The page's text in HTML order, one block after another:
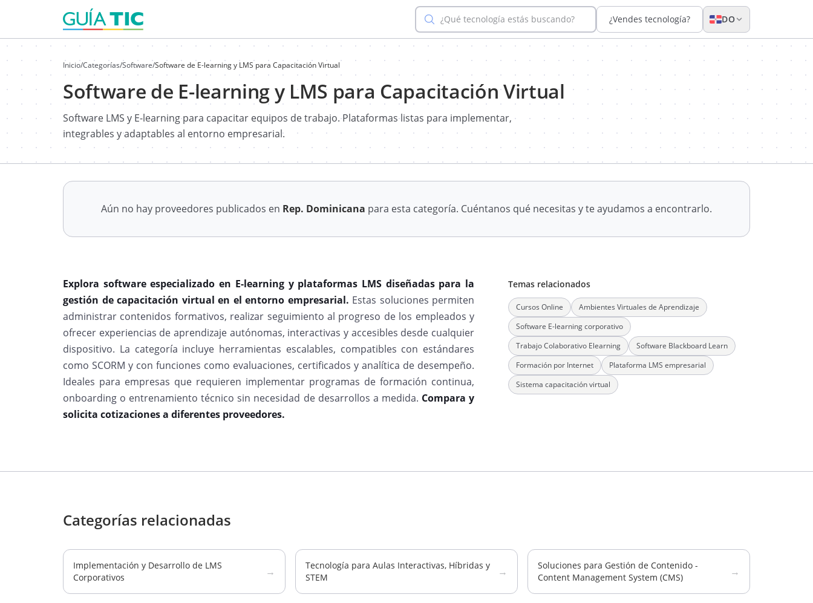
¿Qué tecnología estás buscando? ¿Vendes tecnología? DO
Inicio/Categorías/Software/Software de E-learning y LMS para Capacitación Virtual
Software de E-learning y LMS para Capacitación Virtual
Software LMS y E-learning para capacitar equipos de trabajo. Plataformas listas para implementar,
integrables y adaptables al entorno empresarial.
Aún no hay proveedores publicados en Rep. Dominicana para esta categoría. Cuéntanos qué necesitas y te ayudamos a encontrarlo.
Explora software especializado en E-learning y plataformas LMS diseñadas para la
gestión de capacitación virtual en el entorno empresarial. Estas soluciones permiten
administrar contenidos formativos, realizar seguimiento al progreso de los empleados y
ofrecer experiencias de aprendizaje autónomas, interactivas y accesibles desde cualquier
dispositivo. La categoría incluye herramientas escalables, compatibles con estándares
como SCORM y con funciones como evaluaciones, certificados y analítica de desempeño.
Ideales para empresas que requieren implementar programas de formación continua,
onboarding o entrenamiento técnico sin necesidad de desarrollos a medida. Compara y
solicita cotizaciones a diferentes proveedores.
Temas relacionados
Cursos Online
Ambientes Virtuales de Aprendizaje
Software E-learning corporativo
Trabajo Colaborativo Elearning
Software Blackboard Learn
Formación por Internet
Plataforma LMS empresarial
Sistema capacitación virtual
Categorías relacionadas
Implementación y Desarrollo de LMS
Corporativos
→
Tecnología para Aulas Interactivas, Híbridas y
STEM
→
Soluciones para Gestión de Contenido -
Content Management System (CMS)
→